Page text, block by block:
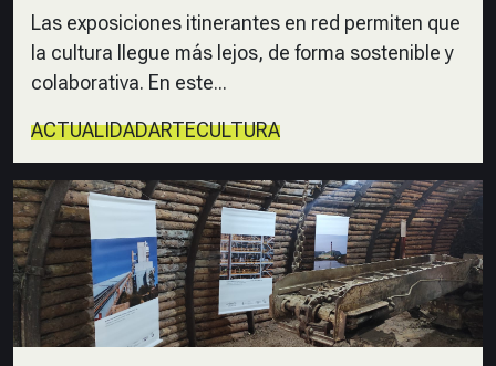
Las exposiciones itinerantes en red permiten que
la cultura llegue más lejos, de forma sostenible y
colaborativa. En este...
ACTUALIDADARTECULTURA